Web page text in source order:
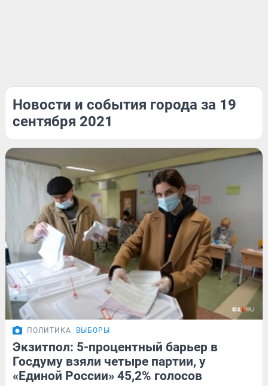
Новости и события города за 19
сентября 2021
ПОЛИТИКА ВЫБОРЫ
Экзитпол: 5-процентный барьер в
Госдуму взяли четыре партии, у
«Единой России» 45,2% голосов